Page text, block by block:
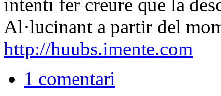
intenti fer creure que la
Al·lucinant a partir del
http://huubs.imente.com
1 comentari